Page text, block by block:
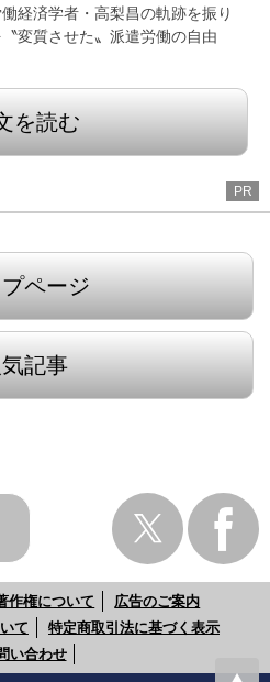
経済学者・高梨昌の軌跡を振り
変質させた〟派遣労働の自由
を読む
PR
プページ
気記事
作権について
広告のご案内
て
特定商取引法に基づく表示
い合わせ